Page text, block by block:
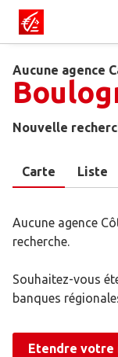
Aucune agence
Nouvelle
Carte Liste
Aucune agence
recherche.
Souhaitez-vous
banques
Etendre votre